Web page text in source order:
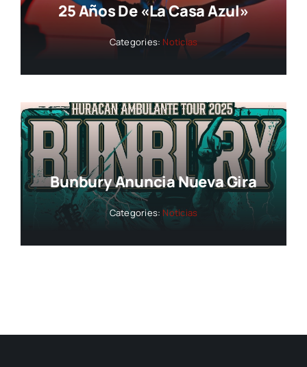
25 Años De «La Casa Azul»
Categories: Noticias
Bunbury Anuncia Nueva Gira
Categories: Noticias